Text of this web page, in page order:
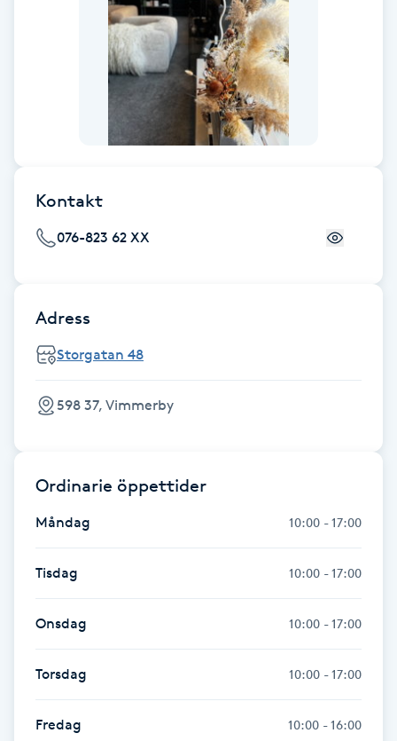
Fet hårbotten
Fillers
Fotmassage
Fotsvamp
Fransar
Fransborttagning
Kontakt
076-823 62 XX
Adress
Storgatan 48
598 37, Vimmerby
Ordinarie öppettider
Måndag 10:00 - 17:00
Tisdag 10:00 - 17:00
Onsdag 10:00 - 17:00
Torsdag 10:00 - 17:00
Fredag 10:00 - 16:00